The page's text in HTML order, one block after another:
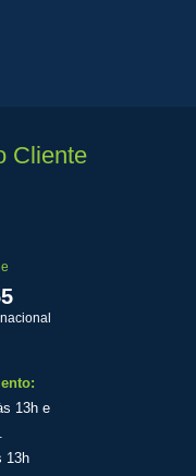
Cliente
13h e
13h